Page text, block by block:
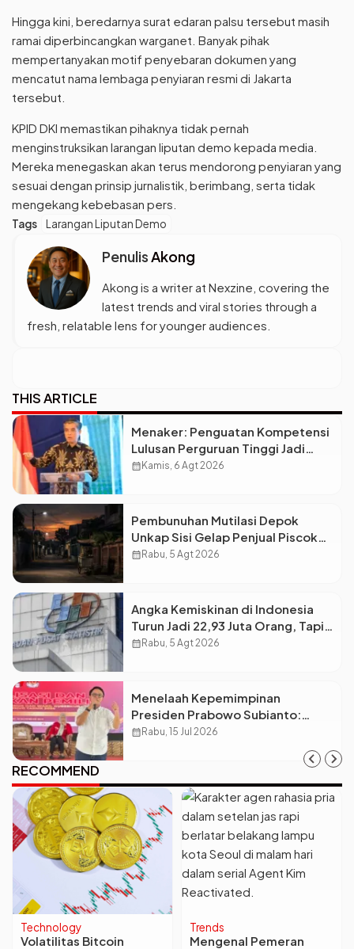
Hingga kini, beredarnya surat edaran palsu tersebut masih
ramai diperbincangkan warganet. Banyak pihak
mempertanyakan motif penyebaran dokumen yang
mencatut nama lembaga penyiaran resmi di Jakarta
tersebut.
KPID DKI memastikan pihaknya tidak pernah
menginstruksikan larangan liputan demo kepada media.
Mereka menegaskan akan terus mendorong penyiaran yang
sesuai dengan prinsip jurnalistik, berimbang, serta tidak
mengekang kebebasan pers.
Tags Larangan Liputan Demo
PenulisAkong
Akong is a writer at Nexzine, covering the
latest trends and viral stories through a
fresh, relatable lens for younger audiences.
THIS ARTICLE
Menaker: Penguatan Kompetensi
Lulusan Perguruan Tinggi Jadi
Kunci Menjawab Kebutuhan Dunia
calendar_month Kamis, 6 Agt 2026
Pembunuhan Mutilasi Depok
Unkap Sisi Gelap Penjual Piscok
Berdarah Dingin
calendar_month Rabu, 5 Agt 2026
Angka Kemiskinan di Indonesia
Turun Jadi 22,93 Juta Orang, Tapi
Kenapa Ketimpangan Desa dan
calendar_month Rabu, 5 Agt 2026
Menelaah Kepemimpinan
Presiden Prabowo Subianto:
Antara Visi Besar, Implementasi,
calendar_month Rabu, 15 Jul 2026
RECOMMEND
Technology
Volatilitas Bitcoin
Trends
Mengenal Pemeran